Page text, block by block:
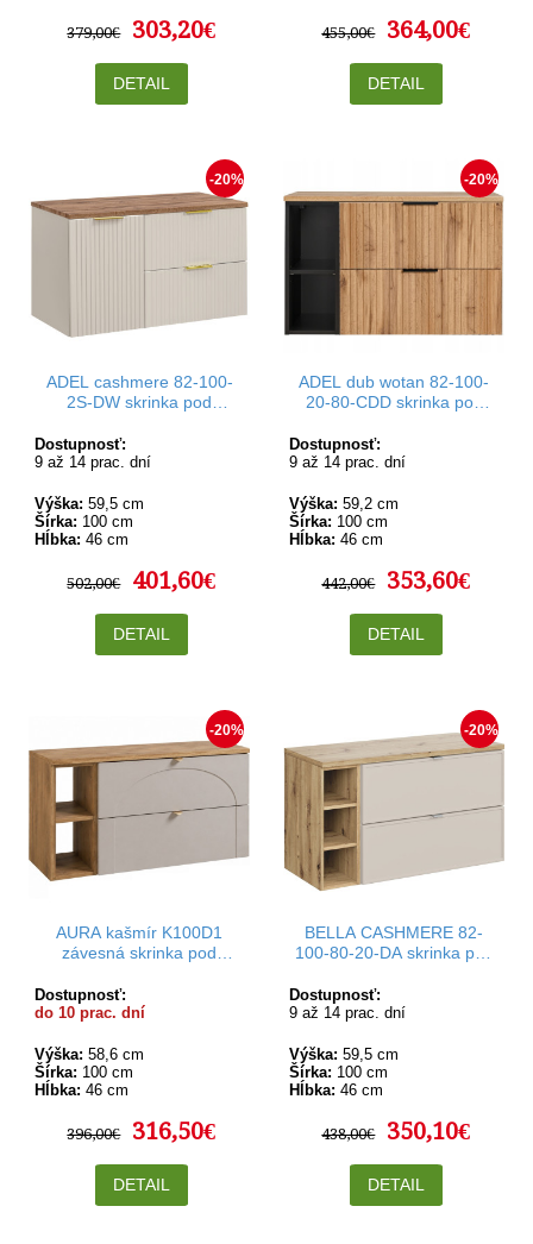
379,00€ 303,20€
DETAIL
455,00€ 364,00€
DETAIL
-20%
ADEL cashmere 82-100-
2S-DW skrinka pod
Dostupnosť:
9 až 14 prac. dní
Výška: 59,5 cm
Šírka: 100 cm
Hĺbka: 46 cm
502,00€ 401,60€
DETAIL
-20%
ADEL dub wotan 82-100-
20-80-CDD skrinka pod
Dostupnosť:
9 až 14 prac. dní
Výška: 59,2 cm
Šírka: 100 cm
Hĺbka: 46 cm
442,00€ 353,60€
DETAIL
-20%
AURA kašmír K100D1
závesná skrinka pod
Dostupnosť:
do 10 prac. dní
Výška: 58,6 cm
Šírka: 100 cm
Hĺbka: 46 cm
396,00€ 316,50€
DETAIL
-20%
BELLA CASHMERE 82-
100-80-20-DA skrinka pod
Dostupnosť:
9 až 14 prac. dní
Výška: 59,5 cm
Šírka: 100 cm
Hĺbka: 46 cm
438,00€ 350,10€
DETAIL